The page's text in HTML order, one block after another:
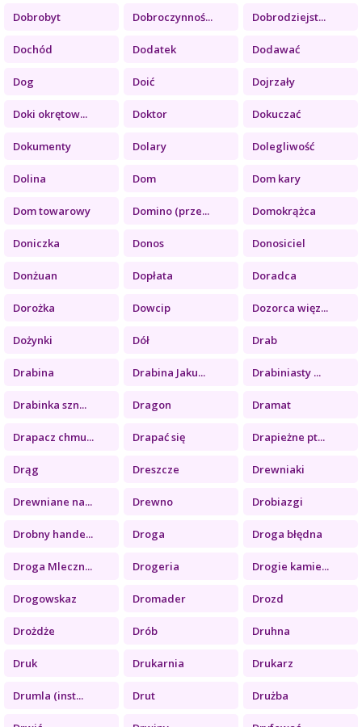
Dobrobyt Dobroczynnoś... Dobrodziejst...
Dochód Dodatek Dodawać
Dog Doić Dojrzały
Doki okrętow... Doktor Dokuczać
Dokumenty Dolary Dolegliwość
Dolina Dom Dom kary
Dom towarowy Domino (prze... Domokrążca
Doniczka Donos Donosiciel
Donżuan Dopłata Doradca
Dorożka Dowcip Dozorca więz...
Dożynki Dół Drab
Drabina Drabina Jaku... Drabiniasty ...
Drabinka szn... Dragon Dramat
Drapacz chmu... Drapać się Drapieżne pt...
Drąg Dreszcze Drewniaki
Drewniane na... Drewno Drobiazgi
Drobny hande... Droga Droga błędna
Droga Mleczn... Drogeria Drogie kamie...
Drogowskaz Dromader Drozd
Drożdże Drób Druhna
Druk Drukarnia Drukarz
Drumla (inst... Drut Drużba